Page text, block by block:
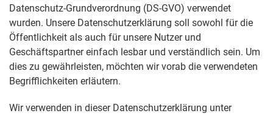
Datenschutz-Grundverordnung (DS-GVO) verwendet
wurden. Unsere Datenschutzerklärung soll sowohl für die
Öffentlichkeit als auch für unsere Nutzer und
Geschäftspartner einfach lesbar und verständlich sein. Um
dies zu gewährleisten, möchten wir vorab die verwendeten
Begrifflichkeiten erläutern.
Wir verwenden in dieser Datenschutzerklärung unter